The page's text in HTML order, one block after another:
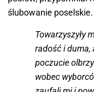
ślubowanie poselskie.
Towarzyszyły
radość i duma,
poczucie
wobec